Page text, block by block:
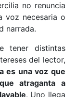
no renuncia
voz necesaria o
narrada.
tener distintas
del lector,
es una voz que
atraganta a
. Uno llega